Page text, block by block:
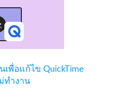
เพื่อแก้ไข QuickTime
ทำงาน